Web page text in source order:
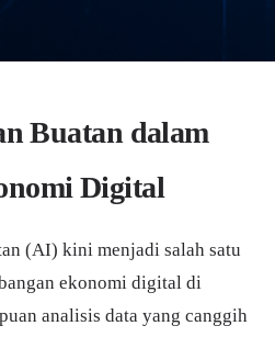
Buatan dalam
Digital
(AI) kini menjadi salah satu
ekonomi digital di
analisis data yang canggih